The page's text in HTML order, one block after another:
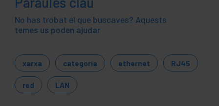
No has trobat el que buscaves? Aquests
temes us poden ajudar
xarxa categoria ethernet RJ45
red LAN